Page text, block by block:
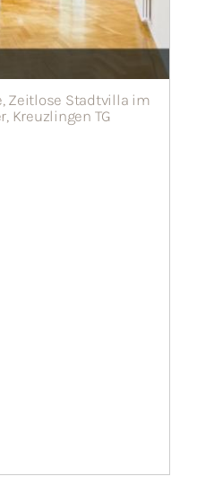
Zeitlose Stadtvilla im
Kreuzlingen TG